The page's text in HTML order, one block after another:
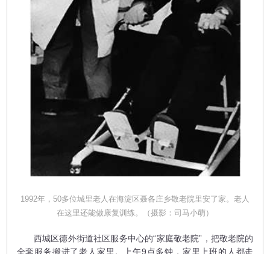
1992年，50多位城里老人在海淀区聂各庄乡敬老院里安了家。老人
在这里还能做康复训练。（摄影：司马小萌）
西城区德外街道社区服务中心的“家庭敬老院”，把敬老院的
全套服务搬进了老人家里。上午9点多钟，家里上班的人都走